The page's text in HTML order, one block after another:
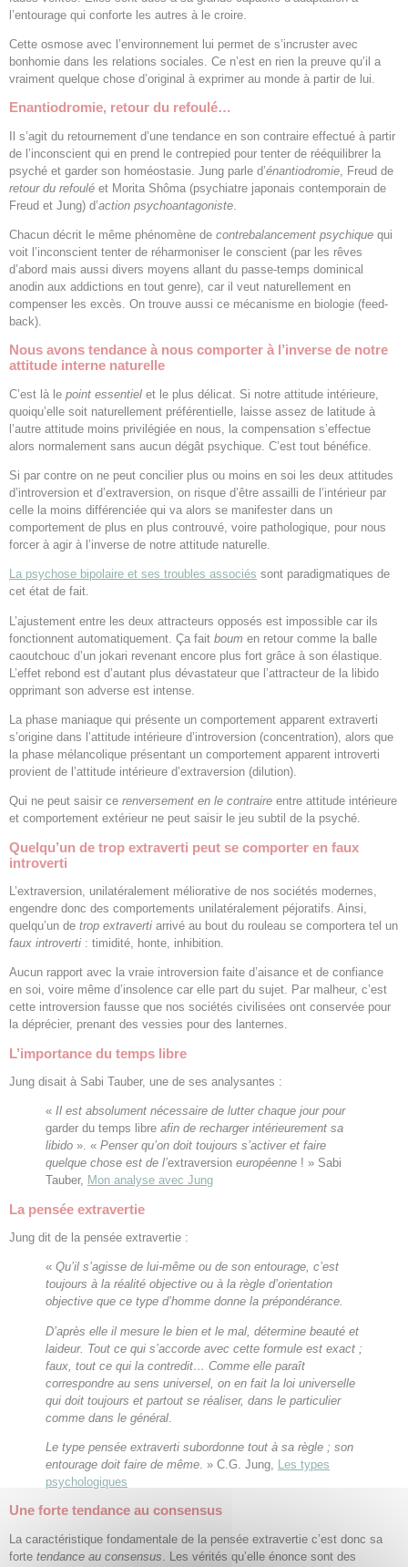
l’entourage qui conforte les autres à le croire.
Cette osmose avec l’environnement lui permet de s’incruster avec
bonhomie dans les relations sociales. Ce n’est en rien la preuve qu’il a
vraiment quelque chose d’original à exprimer au monde à partir de lui.
Enantiodromie, retour du refoulé…
Il s’agit du retournement d’une tendance en son contraire effectué à partir
de l’inconscient qui en prend le contrepied pour tenter de rééquilibrer la
psyché et garder son homéostasie. Jung parle d’énantiodromie , Freud de
retour du refoulé et Morita Shôma (psychiatre japonais contemporain de
Freud et Jung) d’action psychoantagoniste
Chacun décrit le même phénomène de contrebalancement psychique qui
voit l’inconscient tenter de réharmoniser le conscient (par les rêves
d’abord mais aussi divers moyens allant du passe-temps dominical
anodin aux addictions en tout genre), car il veut naturellement en
compenser les excès. On trouve aussi ce mécanisme en biologie (feed-
back).
Nous avons tendance à nous comporter à l’inverse de notre
attitude interne naturelle
C’est là le point essentiel et le plus délicat. Si notre attitude intérieure,
quoiqu’elle soit naturellement préférentielle, laisse assez de latitude à
l’autre attitude moins privilégiée en nous, la compensation s’effectue
alors normalement sans aucun dégât psychique. C’est tout bénéfice.
Si par contre on ne peut concilier plus ou moins en soi les deux attitudes
d’introversion et d’extraversion, on risque d’être assailli de l’intérieur par
celle la moins différenciée qui va alors se manifester dans un
comportement de plus en plus controuvé, voire pathologique, pour nous
forcer à agir à l’inverse de notre attitude naturelle.
La psychose bipolaire et ses troubles associés sont paradigmatiques de
cet état de fait.
L’ajustement entre les deux attracteurs opposés est impossible car ils
fonctionnent automatiquement. Ça fait boum en retour comme la balle
caoutchouc d’un jokari revenant encore plus fort grâce à son élastique.
L’effet rebond est d’autant plus dévastateur que l’attracteur de la libido
opprimant son adverse est intense.
La phase maniaque qui présente un comportement apparent extraverti
s’origine dans l’attitude intérieure d’introversion (concentration), alors que
la phase mélancolique présentant un comportement apparent introverti
provient de l’attitude intérieure d’extraversion (dilution).
Qui ne peut saisir ce renversement en le contraire entre attitude intérieure
et comportement extérieur ne peut saisir le jeu subtil de la psyché.
Quelqu’un de trop extraverti peut se comporter en faux
introverti
L’extraversion, unilatéralement méliorative de nos sociétés modernes,
engendre donc des comportements unilatéralement péjoratifs. Ainsi,
quelqu’un de trop extraverti arrivé au bout du rouleau se comportera tel un
faux introverti : timidité, honte, inhibition.
Aucun rapport avec la vraie introversion faite d’aisance et de confiance
en soi, voire même d’insolence car elle part du sujet. Par malheur, c’est
cette introversion fausse que nos sociétés civilisées ont conservée pour
la déprécier, prenant des vessies pour des lanternes.
L’importance du temps libre
Jung disait à Sabi Tauber, une de ses analysantes :
« Il est absolument nécessaire de lutter chaque jour pour
garder du temps libre afin de recharger intérieurement sa
libido ». « Penser qu’on doit toujours s’activer et faire
quelque chose est de l’extraversion européenne ! » Sabi
Tauber, Mon analyse avec Jung
La pensée extravertie
Jung dit de la pensée extravertie :
« Qu’il s’agisse de lui-même ou de son entourage, c’est
toujours à la réalité objective ou à la règle d’orientation
objective que ce type d’homme donne la prépondérance.
D’après elle il mesure le bien et le mal, détermine beauté et
laideur. Tout ce qui s’accorde avec cette formule est exact ;
faux, tout ce qui la contredit… Comme elle paraît
correspondre au sens universel, on en fait la loi universelle
qui doit toujours et partout se réaliser, dans le particulier
comme dans le général
Le type pensée extraverti subordonne tout à sa règle ; son
entourage doit faire de même . » C.G. Jung,
Les types
psychologiques
Une forte tendance au consensus
La caractéristique fondamentale de la pensée extravertie c’est donc sa
forte tendance au consensus . Les vérités qu’elle énonce sont des